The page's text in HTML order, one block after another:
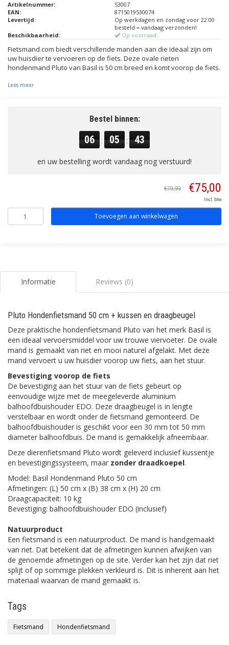
Artikelnummer:
53007
EAN:
8715019530074
Levertijd:
Op werkdagen en zondag voor 22:00
besteld = vandaag verzonden!
Beschikbaarheid:
Op voorraad
Fietsmand.com biedt verschillende manden aan die ideaal zijn om
uw huisdier te vervoeren op de fiets. Deze ovale rieten
hondenmand Pluto van Basil is 50 cm breed en komt voorop de fiets.
Lees meer
Bestel binnen:
06 : 05 : 43
en uw bestelling wordt vandaag nog verstuurd!
€79,99 €75,00
Incl. btw
Toevoegen aan winkelwagen
Informatie Reviews (0)
Pluto Hondenfietsmand 50 cm + kussen en draagbeugel
Deze praktische hondenfietsmand Pluto van het merk Basil is
een ideaal vervoersmiddel voor uw trouwe viervoeter. De ovale
mand is gemaakt van riet en mooi naturel afgelakt. Met deze
mand vervoert u uw huisdier voorop uw fiets, aan het stuur.
Bevestiging voorop de fiets
De bevestiging aan het stuur van de fiets gebeurt op
eenvoudige wijze met de meegeleverde aluminium
balhoofdbuishouder EDO. Deze draagbeugel is in lengte
verstelbaar en wordt onder de fietsmand gemonteerd. De
balhoofdbuishouder is geschikt voor een 30 mm tot 50 mm
diameter balhoofdbuis. De mand is gemakkelijk afneembaar.
Deze dierenfietsmand Pluto wordt geleverd inclusief kussentje
en bevestigingssysteem, maar zonder draadkoepel.
Model: Basil Hondenmand Pluto 50 cm
Afmetingen: (L) 50 cm x (B) 38 cm x (H) 20 cm
Draagcapaciteit: 10 kg
Bevestiging: balhoofdbuishouder EDO (inclusief)
Natuurproduct
Een fietsmand is een natuurproduct. De mand is handgemaakt
van riet. Dat betekent dat de afmetingen kunnen afwijken van
de genoemde afmetingen op de site. Verder kan het zijn dat riet
splijt of op sommige plekken verkleurd is. Dit is inherent aan het
materiaal waarvan de mand gemaakt is.
Tags
Fietsmand Hondenfietsmand